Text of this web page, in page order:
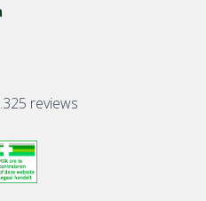
reviews